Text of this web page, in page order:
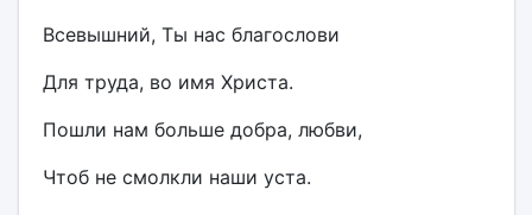
Всевышний, Ты нас благослови
Для труда, во имя Христа.
Пошли нам больше добра, любви,
Чтоб не смолкли наши уста.